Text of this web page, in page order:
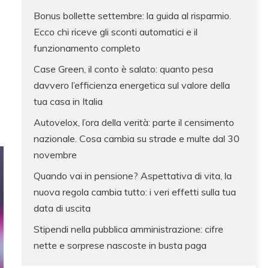
Bonus bollette settembre: la guida al risparmio.
Ecco chi riceve gli sconti automatici e il
funzionamento completo
Case Green, il conto è salato: quanto pesa
davvero l’efficienza energetica sul valore della
tua casa in Italia
Autovelox, l’ora della verità: parte il censimento
nazionale. Cosa cambia su strade e multe dal 30
novembre
Quando vai in pensione? Aspettativa di vita, la
nuova regola cambia tutto: i veri effetti sulla tua
data di uscita
Stipendi nella pubblica amministrazione: cifre
nette e sorprese nascoste in busta paga